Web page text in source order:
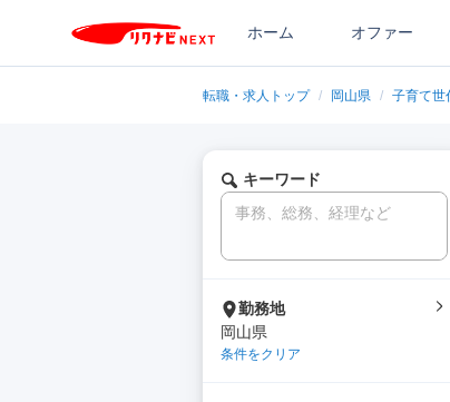
ホーム オファー
転職・求人トップ / 岡山県 / 子育て世
キーワード
勤務地
岡山県
条件をクリア